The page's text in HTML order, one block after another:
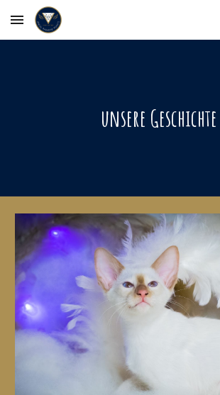
Skip to main content
unsere Geschichte